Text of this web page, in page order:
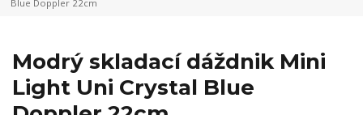
Blue Doppler 22cm
Modrý skladací dáždnik Mini
Light Uni Crystal Blue